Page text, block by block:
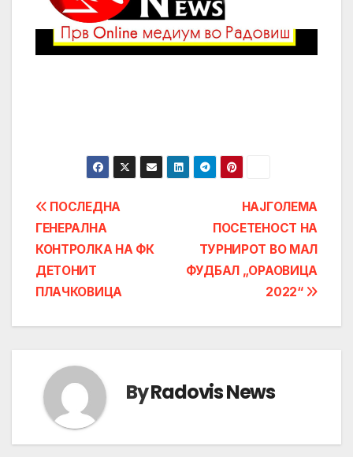
Post
navigation
НАЈГОЛЕМА
ПОСЕТЕНОСТ НА
ТУРНИРОТ ВО МАЛ
ФУДБАЛ „ОРАОВИЦА
2022“
ПОСЛЕДНА
ГЕНЕРАЛНА
КОНТРОЛКА НА ФК
ДЕТОНИТ
ПЛАЧКОВИЦА
ByRadovis News